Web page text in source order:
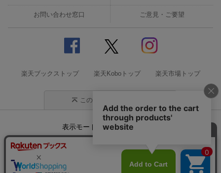
お問い合わせ窓口 ご意見・ご要望
楽天ブックストップ 楽天Koboトップ 楽天市場トップ
このページの先頭に戻る
表示モード モバイル
企業情報 個人情報保護方針